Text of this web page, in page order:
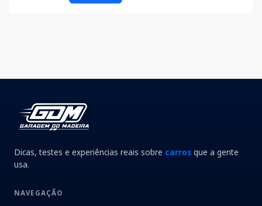
Dicas, testes e experiências reais sobre carros que a gente
usa.
NAVEGAÇÃO